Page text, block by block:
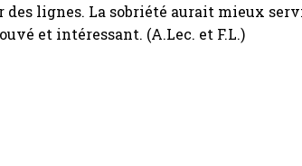
des lignes. La sobriété aurait mieux
et intéressant. (A.Lec. et F.L.)